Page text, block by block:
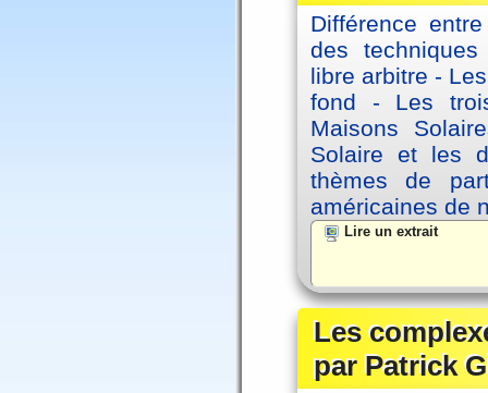
Différence
des
libre arbitre -
fond - Les
Maisons
Solaire et les
thèmes de
américaines de
Lire un extrait
Les
par Patrick